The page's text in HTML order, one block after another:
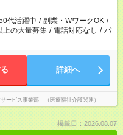
難しい場合があります
代活躍中 / 副業・WワークOK /
上の大量募集 / 電話対応なし / パ
詳細へ
ービス事業部 （医療福祉介護関連）
掲載日：2026.08.07